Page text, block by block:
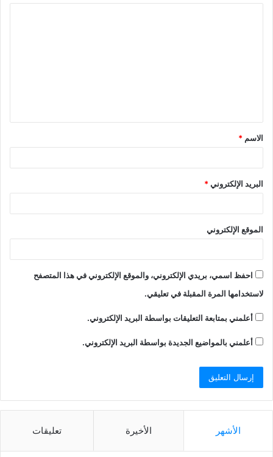
الاسم *
البريد الإلكتروني*
الموقع الإلكتروني
احفظ اسمي، بريدي الإلكتروني، والموقع الإلكتروني في هذا المتصفح
لاستخدامها المرة المقبلة في تعليقي.
أعلمني بمتابعة التعليقات بواسطة البريد الإلكتروني.
أعلمني بالمواضيع الجديدة بواسطة البريد الإلكتروني.
الأشهر الأخيرة تعليقات